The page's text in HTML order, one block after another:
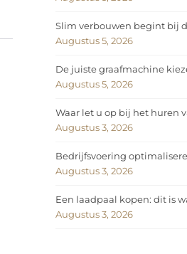
Slim verbouwen begint bij
Augustus 5, 2026
De juiste graafmachine
Augustus 5, 2026
Waar let u op bij het huren
Augustus 3, 2026
Bedrijfsvoering
Augustus 3, 2026
Een laadpaal kopen: dit is
Augustus 3, 2026